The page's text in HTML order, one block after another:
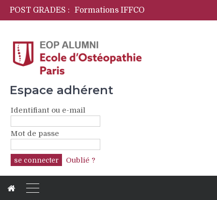
POST GRADES :
Formations IFFCO
Initiation langage des signes pour ostéopathes
CFPCO
Espace adhérent
Identifiant ou e-mail
Mot de passe
Oublié ?